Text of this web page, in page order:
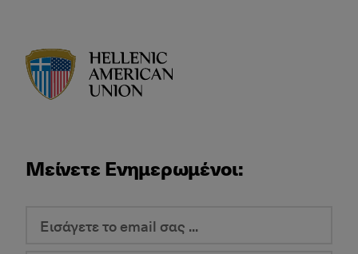
Μείνετε Ενημερωμένοι: